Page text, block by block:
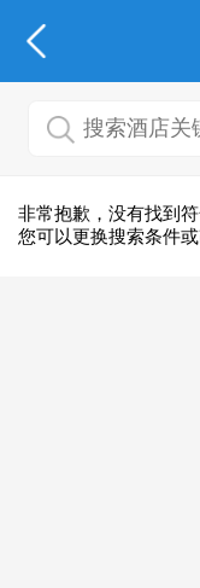
非常抱歉，没有找到
您可以更换搜索条件